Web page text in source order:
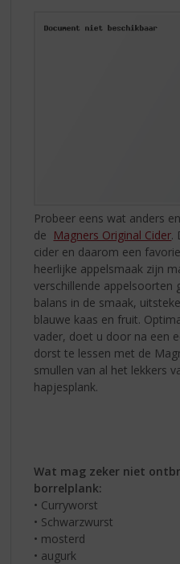
Probeer eens wat anders
de Magners Original Cider.
cider en daarom een
heerlijke appelsmaak zijn
verschillende appelsoorten
balans in de smaak,
blauwe kaas en fruit.
vader, doet u door na een
dorst te lessen met de
smullen van al het lekkers
hapjesplank.
Wat mag zeker niet
borrelplank:
• Curryworst
• Schwarzwurst
• mosterd
• augurk